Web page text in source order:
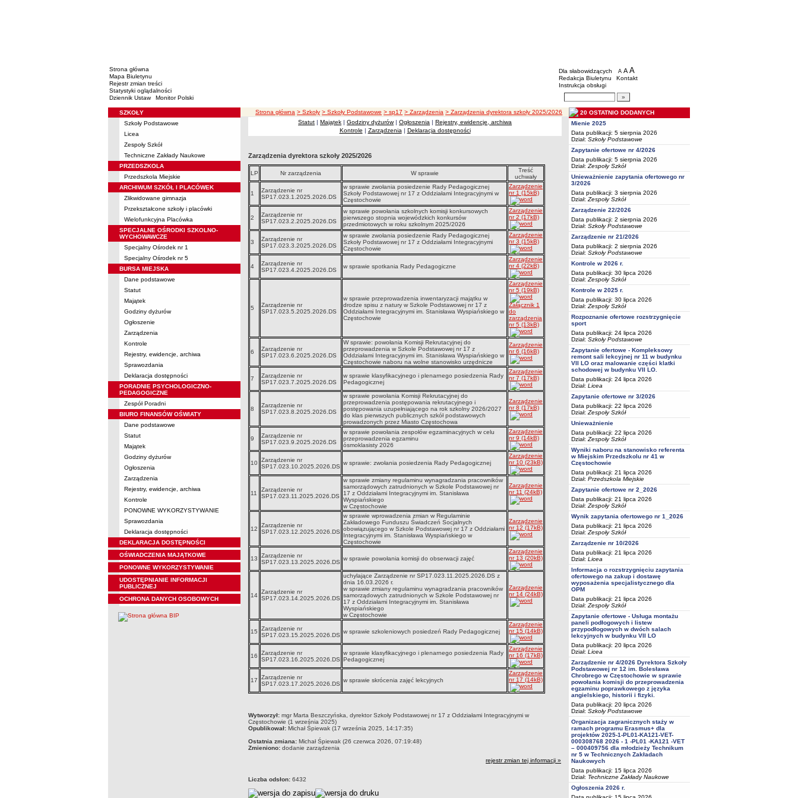
Strona główna
Mapa Biuletynu
Rejestr zmian treści
Statystyki oglądalności
Dziennik Ustaw
Monitor Polski
BIP - Oświata Częstochowa
Menu dodatkowe
Dla słabowidzących A pomniejsz czcionkę
A standardowy rozmiar czcionki
A
Redakcja Biuletynu
Kontakt
Instrukcja obsługi
Wyszukiwarka artykułów
Menu
SZKOŁY
Szkoły Podstawowe
Licea
Zespoły Szkół
Techniczne Zakłady Naukowe
PRZEDSZKOLA
Przedszkola Miejskie
ARCHIWUM SZKÓŁ I PLACÓWEK
Zlikwidowane gimnazja
Przekształcone szkoły i placówki
Wielofunkcyjna Placówka
SPECJALNE OŚRODKI SZKOLNO-
WYCHOWAWCZE
Specjalny Ośrodek nr 1
Specjalny Ośrodek nr 5
BURSA MIEJSKA
Dane podstawowe
Statut
Majątek
Godziny dyżurów
Ogłoszenie
Zarządzenia
Kontrole
Rejestry, ewidencje, archiwa
Sprawozdania
Deklaracja dostępności
PORADNIE PSYCHOLOGICZNO-
PEDAGOGICZNE
Zespół Poradni
BIURO FINANSÓW OŚWIATY
Dane podstawowe
Statut
Majątek
Godziny dyżurów
Ogłoszenia
Zarządzenia
Rejestry, ewidencje, archiwa
Kontrole
PONOWNE WYKORZYSTYWANIE
Sprawozdania
Deklaracja dostępności
DEKLARACJA DOSTĘPNOŚCI
OŚWIADCZENIA MAJĄTKOWE
PONOWNE WYKORZYSTYWANIE
UDOSTĘPNIANIE INFORMACJI
PUBLICZNEJ
OCHRONA DANYCH OSOBOWYCH
ścieżka nawigacji
Strona główna > Szkoły > Szkoły Podstawowe > sp17 > Zarządzenia > Zarządzenia dyrektora szkoły 2025/2026
Statut | Majątek | Godziny dyżurów| Ogłoszenia | Rejestry, ewidencje, archiwa
Kontrole | Zarządzenia | Deklaracja dostępności
Zarządzenia dyrektora szkoły 2025/2026
LP Nr zarządzenia W sprawie
Treść
uchwały
1
Zarządzenie nr
SP17.023.1.2025.2026.DS
w sprawie zwołania posiedzenie Rady Pedagogicznej
Szkoły Podstawowej nr 17 z Oddziałami Integracyjnymi w
Częstochowie
Zarządzenie
nr 1 (15kB)
2
Zarządzenie nr
SP17.023.2.2025.2026.DS
w sprawie powołania szkolnych komisji konkursowych
pierwszego stopnia wojewódzkich konkursów
przedmiotowych w roku szkolnym 2025/2026
Zarządzenie
nr 2 (17kB)
3
Zarządzenie nr
SP17.023.3.2025.2026.DS
w sprawie zwołania posiedzenie Rady Pedagogicznej
Szkoły Podstawowej nr 17 z Oddziałami Integracyjnymi
Częstochowie
Zarządzenie
nr 3 (15kB)
4
Zarządzenie nr
SP17.023.4.2025.2026.DS
w sprawie spotkania Rady Pedagogiczne
Zarządzenie
nr 4 (22kB)
5
Zarządzenie nr
SP17.023.5.2025.2026.DS
w sprawie przeprowadzenia inwentaryzacji majątku w
drodze spisu z natury w Szkole Podstawowej nr 17 z
Oddziałami Integracyjnymi im. Stanisława Wyspiańskiego w
Częstochowie
Zarządzenie
nr 5 (19kB)
Załącznik 1
do
zarządzenia
nr 5 (13kB)
6
Zarządzenie nr
SP17.023.6.2025.2026.DS
W sprawie: powołania Komisji Rekrutacyjnej do
przeprowadzenia w Szkole Podstawowej nr 17 z
Oddziałami Integracyjnymi im. Stanisława Wyspiańskiego w
Częstochowie naboru na wolne stanowisko urzędnicze
Zarządzenie
nr 6 (16kB)
7
Zarządzenie nr
SP17.023.7.2025.2026.DS
w sprawie klasyfikacyjnego i plenarnego posiedzenia Rady
Pedagogicznej
Zarządzenie
nr 7 (17kB)
8
Zarządzenie nr
SP17.023.8.2025.2026.DS
w sprawie powołania Komisji Rekrutacyjnej do
przeprowadzenia postępowania rekrutacyjnego i
postępowania uzupełniającego na rok szkolny 2026/2027
do klas pierwszych publicznych szkół podstawowych
prowadzonych przez Miasto Częstochowa
Zarządzenie
nr 8 (17kB)
9
Zarządzenie nr
SP17.023.9.2025.2026.DS
w sprawie powołania zespołów egzaminacyjnych w celu
przeprowadzenia egzaminu
ósmoklasisty 2026
Zarządzenie
nr 9 (14kB)
10 Zarządzenie nr
SP17.023.10.2025.2026.DS
w sprawie: zwołania posiedzenia Rady Pedagogicznej
Zarządzenie
nr 10 (23kB)
11
Zarządzenie nr
SP17.023.11.2025.2026.DS
w sprawie zmiany regulaminu wynagradzania pracowników
samorządowych zatrudnionych w Szkole Podstawowej nr
17 z Oddziałami Integracyjnymi im. Stanisława
Wyspiańskiego
w Częstochowie
Zarządzenie
nr 11 (24kB)
12
Zarządzenie nr
SP17.023.12.2025.2026.DS
w sprawie wprowadzenia zmian w Regulaminie
Zakładowego Funduszu Świadczeń Socjalnych
obowiązującego w Szkole Podstawowej nr 17 z Oddziałami
Integracyjnymi im. Stanisława Wyspiańskiego w
Częstochowie
Zarządzenie
nr 12 (17kB)
13
Zarządzenie nr
SP17.023.13.2025.2026.DS
w sprawie powołania komisji do obserwacji zajęć
Zarządzenie
nr 13 (20kB)
14
Zarządzenie nr
SP17.023.14.2025.2026.DS
uchylające Zarządzenie nr SP17.023.11.2025.2026.DS z
dnia 16.03.2026 r.
w sprawie zmiany regulaminu wynagradzania pracowników
samorządowych zatrudnionych w Szkole Podstawowej nr
17 z Oddziałami Integracyjnymi im. Stanisława
Wyspiańskiego
w Częstochowie
Zarządzenie
nr 14 (24kB)
15
Zarządzenie nr
SP17.023.15.2025.2026.DS
w sprawie szkoleniowych posiedzeń Rady Pedagogicznej
Zarządzenie
nr 15 (14kB)
16
Zarządzenie nr
SP17.023.16.2025.2026.DS
w sprawie klasyfikacyjnego i plenarnego posiedzenia Rady
Pedagogicznej
Zarządzenie
nr 16 (17kB)
17
Zarządzenie nr
SP17.023.17.2025.2026.DS
w sprawie skrócenia zajęć lekcyjnych
Zarządzenie
nr 17 (14kB)
metryczka
Wytworzył: mgr Marta Beszczyńska, dyrektor Szkoły Podstawowej nr 17 z Oddziałami Integracyjnymi w
Częstochowie (1 września 2025)
Opublikował: Michał Śpiewak (17 września 2025, 14:17:35)
Ostatnia zmiana: Michał Śpiewak (26 czerwca 2026, 07:19:48)
Zmieniono: dodanie zarządzenia
rejestr zmian tej informacji »
Liczba odsłon: 6432
20 OSTATNIO DODANYCH
Mienie 2025
Data publikacji: 5 sierpnia 2026
Dział: Szkoły Podstawowe
Zapytanie ofertowe nr 4/2026
Data publikacji: 5 sierpnia 2026
Dział: Zespoły Szkół
Unieważnienie zapytania ofertowego nr
3/2026
Data publikacji: 3 sierpnia 2026
Dział: Zespoły Szkół
Zarządzenie 22/2026
Data publikacji: 2 sierpnia 2026
Dział: Szkoły Podstawowe
Zarządzenie nr 21/2026
Data publikacji: 2 sierpnia 2026
Dział: Szkoły Podstawowe
Kontrole w 2026 r.
Data publikacji: 30 lipca 2026
Dział: Zespoły Szkół
Kontrole w 2025 r.
Data publikacji: 30 lipca 2026
Dział: Zespoły Szkół
Rozpoznanie ofertowe rozstrzygnięcie
sport
Data publikacji: 24 lipca 2026
Dział: Szkoły Podstawowe
Zapytanie ofertowe - Kompleksowy
remont sali lekcyjnej nr 11 w budynku
VII LO oraz malowanie części klatki
schodowej w budynku VII LO.
Data publikacji: 24 lipca 2026
Dział: Licea
Zapytanie ofertowe nr 3/2026
Data publikacji: 22 lipca 2026
Dział: Zespoły Szkół
Unieważnienie
Data publikacji: 22 lipca 2026
Dział: Zespoły Szkół
Wyniki naboru na stanowisko referenta
w Miejskim Przedszkolu nr 41 w
Częstochowie
Data publikacji: 21 lipca 2026
Dział: Przedszkola Miejskie
Zapytanie ofertowe nr 2_2026
Data publikacji: 21 lipca 2026
Dział: Zespoły Szkół
Wynik zapytania ofertowego nr 1_2026
Data publikacji: 21 lipca 2026
Dział: Zespoły Szkół
Zarządzenie nr 10/2026
Data publikacji: 21 lipca 2026
Dział: Licea
Informacja o rozstrzygnięciu zapytania
ofertowego na zakup i dostawę
wyposażenia specjalistycznego dla
OPM
Data publikacji: 21 lipca 2026
Dział: Zespoły Szkół
Zapytanie ofertowe - Usługa montażu
paneli podłogowych i listew
przypodłogowych w dwóch salach
lekcyjnych w budynku VII LO
Data publikacji: 20 lipca 2026
Dział: Licea
Zarządzenie nr 4/2026 Dyrektora Szkoły
Podstawowej nr 12 im. Bolesława
Chrobrego w Częstochowie w sprawie
powołania komisji do przeprowadzenia
egzaminu poprawkowego z języka
angielskiego, historii i fizyki.
Data publikacji: 20 lipca 2026
Dział: Szkoły Podstawowe
Organizacja zagranicznych staży w
ramach programu Erasmus+ dla
projektów 2025-1-PL01-KA121-VET-
000308768 2026 - 1 -PL01 -KA121 -VET
– 000409756 dla młodzieży Technikum
nr 5 w Technicznych Zakładach
Naukowych
Data publikacji: 15 lipca 2026
Dział: Techniczne Zakłady Naukowe
Ogłoszenia 2026 r.